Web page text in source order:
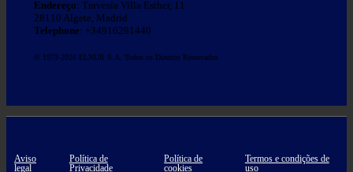
Endereço: Travesía Villa Esther, 11
28110 Algete, Madrid
Telephone: +34916281440
© 1973-2026 ELNUR S.A. Todos os Direitos Reservados
Aviso
legal
Política de
Privacidade
Política de
cookies
Termos e condições de
uso